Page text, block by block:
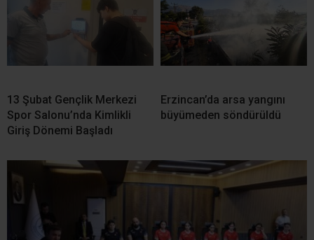
13 Şubat Gençlik Merkezi
Spor Salonu’nda Kimlikli
Giriş Dönemi Başladı
Erzincan’da arsa yangını
büyümeden söndürüldü